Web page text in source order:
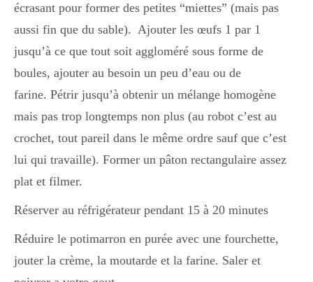
écrasant pour former des petites “miettes” (mais pas
aussi fin que du sable). Ajouter les œufs 1 par 1
jusqu’à ce que tout soit aggloméré sous forme de
boules, ajouter au besoin un peu d’eau ou de
farine. Pétrir jusqu’à obtenir un mélange homogène
mais pas trop longtemps non plus (au robot c’est au
crochet, tout pareil dans le même ordre sauf que c’est
lui qui travaille). Former un pâton rectangulaire assez
plat et filmer.
Réserver au réfrigérateur pendant 15 à 20 minutes
Réduire le potimarron en purée avec une fourchette,
jouter la crème, la moutarde et la farine. Saler et